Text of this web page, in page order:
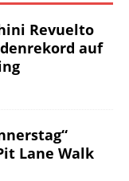
Revuelto
auf
Lane Walk